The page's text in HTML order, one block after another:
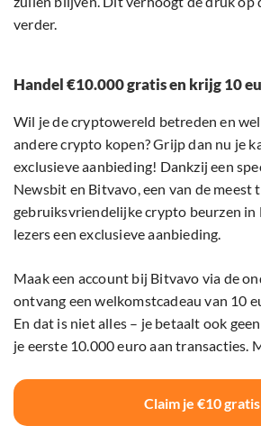
verder.
Handel €10.000 gratis en krijg 10
Wil je de cryptowereld betreden en
andere crypto kopen? Grijp dan nu je
exclusieve aanbieding! Dankzij een
Newsbit en Bitvavo, een van de meest
gebruiksvriendelijke crypto beurzen in
lezers een exclusieve aanbieding.
Maak een account bij Bitvavo via de
ontvang een welkomstcadeau van 10
En dat is niet alles – je betaalt ook
je eerste 10.000 euro aan transacties.
Claim je €10 gratis